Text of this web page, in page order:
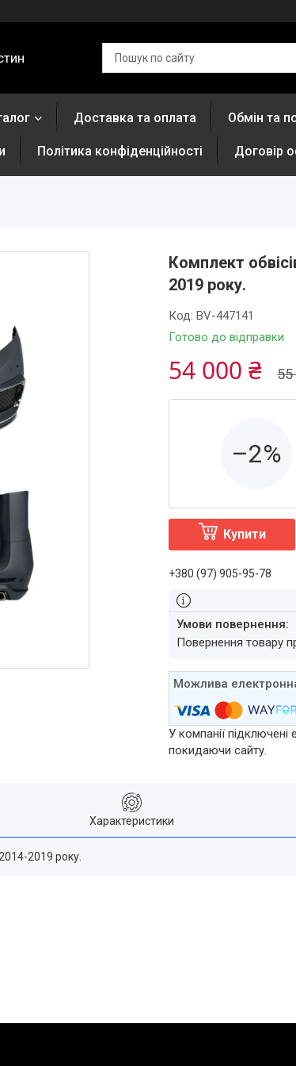
Доставка та оплата Обмін та
Політика конфіденційності Договір
Комплект
2019 року.
Готово до відправки
Код:BV-447141
55
54 000 ₴
–2%
Купити
+380 (97) 905-95-78
повернення товару
У компанії
покидаючи сайту.
Характеристики
2019 року.